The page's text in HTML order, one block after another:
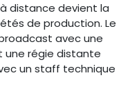
distance devient la
de production. Le
broadcast avec une
régie distante
un staff technique